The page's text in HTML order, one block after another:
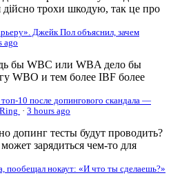
трохи шкодую, так це про
Джейк Пол объяснил, зачем
ago
бы WBC или WBA дело бы
WBO и тем более IBF более
10 после допингового скандала —
· 3 hours ago
допинг тесты будут проводить?
зарядиться чем-то для
пообещал нокаут: «И что ты сделаешь?»